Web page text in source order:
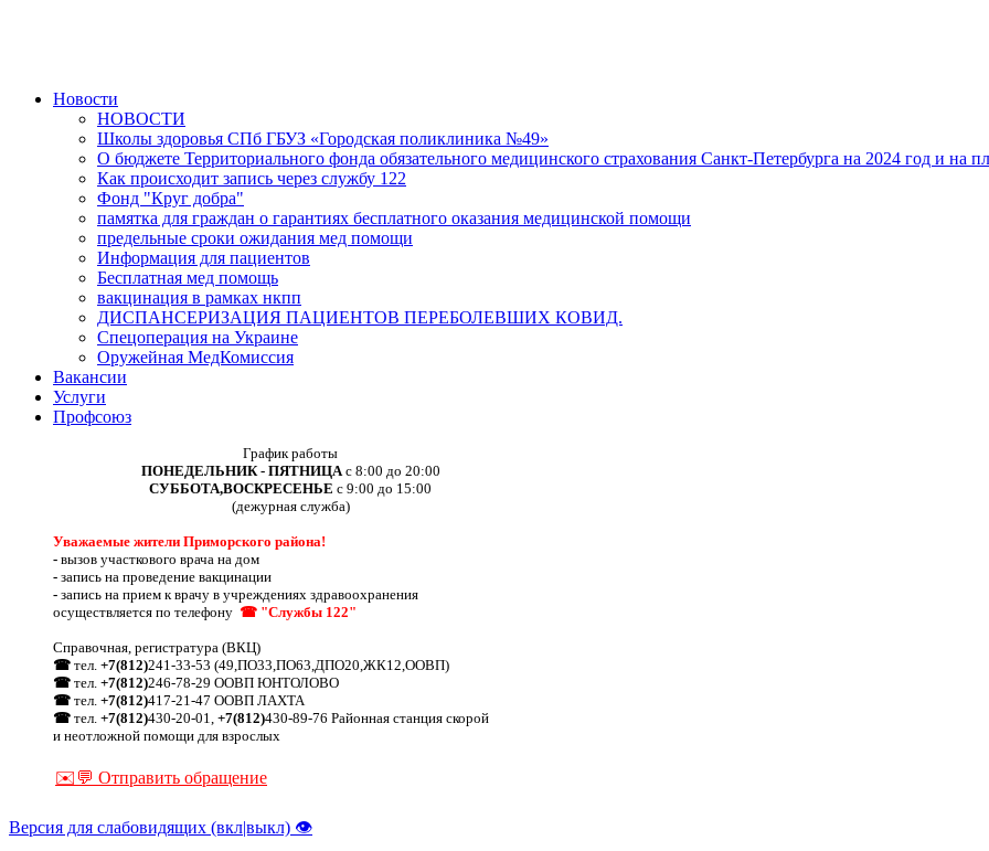
Новости
НОВОСТИ
Школы здоровья СПб ГБУЗ «Городская поликлиника №49»
О бюджете Территориального фонда обязательного медицинского страхования Санкт-Петербурга на 2024 год и на
Как происходит запись через службу 122
Фонд "Круг добра"
памятка для граждан о гарантиях бесплатного оказания медицинской помощи
предельные сроки ожидания мед помощи
Информация для пациентов
Бесплатная мед помощь
вакцинация в рамках нкпп
ДИСПАНСЕРИЗАЦИЯ ПАЦИЕНТОВ ПЕРЕБОЛЕВШИХ КОВИД.
Спецоперация на Украине
Оружейная МедКомиссия
Вакансии
Услуги
Профсоюз
График работы
ПОНЕДЕЛЬНИК - ПЯТНИЦА с 8:00 до 20:00
СУББОТА,ВОСКРЕСЕНЬЕ с 9:00 до 15:00
(дежурная служба)
Уважаемые жители Приморского района!
- вызов участкового врача на дом
- запись на проведение вакцинации
- запись на прием к врачу в учреждениях здравоохранения
осуществляется по телефону ☎ "Службы 122"
Справочная, регистратура (ВКЦ)
☎ тел. +7(812)241-33-53 (49,ПО33,ПО63,ДПО20,ЖК12,ООВП)
☎ тел. +7(812)246-78-29 ООВП ЮНТОЛОВО
☎ тел. +7(812)417-21-47 ООВП ЛАХТА
☎ тел. +7(812)430-20-01, +7(812)430-89-76 Районная станция скорой
и неотложной помощи для взрослых
✉️💬 Отправить обращение
Версия для слабовидящих (вкл|выкл) 👁